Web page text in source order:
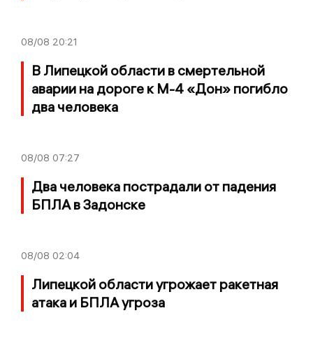
08/08 20:21
В Липецкой области в смертельной
аварии на дороге к М-4 «Дон» погибло
два человека
08/08 07:27
Два человека пострадали от падения
БПЛА в Задонске
08/08 02:04
Липецкой области угрожает ракетная
атака и БПЛА угроза